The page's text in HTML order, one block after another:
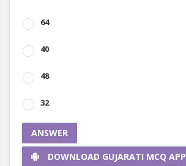
64
40
48
32
ANSWER
DOWNLOAD GUJARATI MCQ APP